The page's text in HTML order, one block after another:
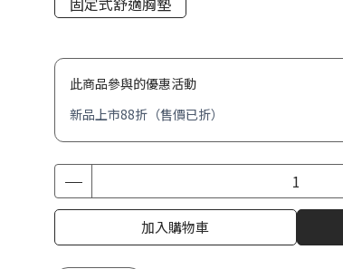
此商品參與的優惠活動
新品上市88折（售價已折）
加入購物車